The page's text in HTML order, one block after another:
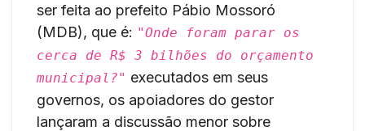
ser feita ao prefeito Pábio Mossoró
(MDB), que é: "Onde foram parar os
cerca de R$ 3 bilhões do orçamento
municipal?" executados em seus
governos, os apoiadores do gestor
lançaram a discussão menor sobre